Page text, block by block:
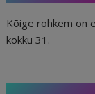
Kõige rohkem on
kokku 31.